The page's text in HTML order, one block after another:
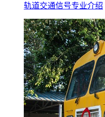
轨道交通信号专业介绍